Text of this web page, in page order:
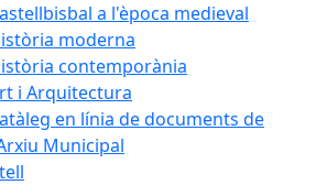
a l'època medieval
moderna
contemporània
i Arquitectura
en línia de documents de
Municipal